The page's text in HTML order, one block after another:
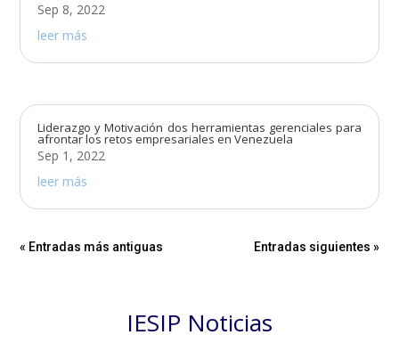
Sep 8, 2022
leer más
Liderazgo y Motivación dos herramientas gerenciales para
afrontar los retos empresariales en Venezuela
Sep 1, 2022
leer más
« Entradas más antiguas Entradas siguientes »
IESIP Noticias